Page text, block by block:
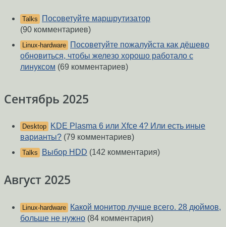
Talks
Посоветуйте маршрутизатор
(90 комментариев)
Linux-hardware
Посоветуйте пожалуйста как дёшево
обновиться, чтобы железо хорошо работало с
линуксом (69 комментариев)
Сентябрь 2025
Desktop
KDE Plasma 6 или Xfce 4? Или есть иные
варианты? (79 комментариев)
Talks Выбор HDD (142 комментария)
Август 2025
Linux-hardware
Какой монитор лучше всего. 28 дюймов,
больше не нужно (84 комментария)